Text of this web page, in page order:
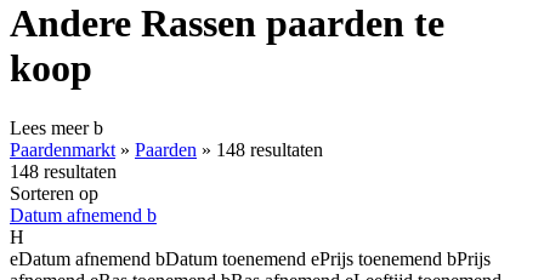
Andere Rassen paarden te
koop
Lees meerb
Paardenmarkt » Paarden » 148 resultaten
148 resultaten
Sorteren op
Datum afnemend b
H
eDatum afnemend bDatum toenemend ePrijs toenemend bPrijs